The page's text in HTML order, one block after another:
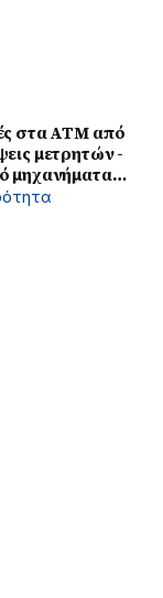
στα ΑΤΜ από
μετρητών -
μηχανήματα